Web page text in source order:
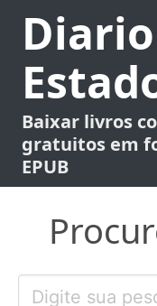
Baixar livros
gratuitos em
EPUB